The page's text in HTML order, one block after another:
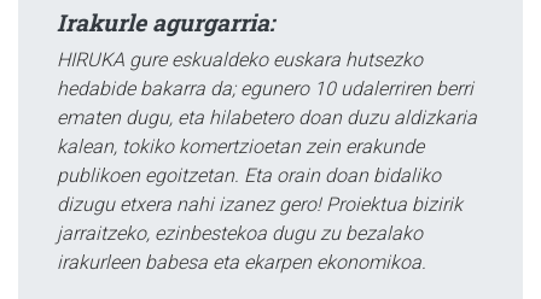
Irakurle agurgarria:
HIRUKA gure eskualdeko euskara hutsezko
hedabide bakarra da; egunero 10 udalerriren berri
ematen dugu, eta hilabetero doan duzu aldizkaria
kalean, tokiko komertzioetan zein erakunde
publikoen egoitzetan. Eta orain doan bidaliko
dizugu etxera nahi izanez gero! Proiektua bizirik
jarraitzeko, ezinbestekoa dugu zu bezalako
irakurleen babesa eta ekarpen ekonomikoa.